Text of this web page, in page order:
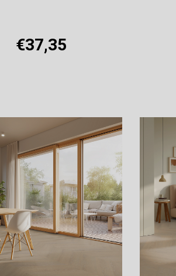
€37,35